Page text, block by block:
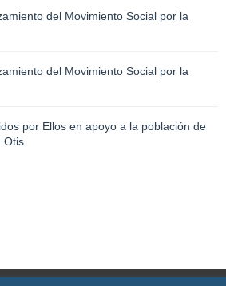
del Movimiento Social por la
del Movimiento Social por la
por Ellos en apoyo a la población de
Otis